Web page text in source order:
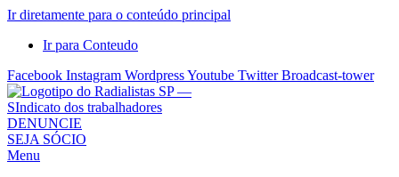
Ir diretamente para o conteúdo principal
Ir para Conteudo
Facebook Instagram WordpressYoutube Twitter Broadcast-tower
Sindicato
dos
Radialistas
DENUNCIE
SEJA SÓCIO
Menu